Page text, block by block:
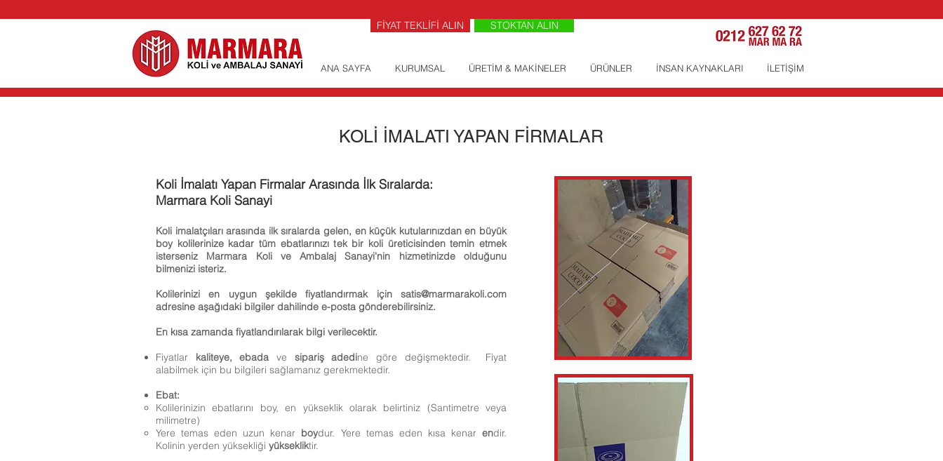
FİYAT TEKLİFİ ALIN STOKTAN ALIN
ANA SAYFA KURUMSAL ÜRETİM & MAKİNELER ÜRÜNLER İNSAN KAYNAKLARI İLETİŞİM
KOLİ İMALATI YAPAN FİRMALAR
Koli İmalatı Yapan Firmalar Arasında İlk Sıralarda:
Marmara Koli Sanayi
Koli imalatçıları arasında ilk sıralarda gelen, en küçük kutularınızdan en büyük
boy kolilerinize kadar tüm ebatlarınızı tek bir koli üreticisinden temin etmek
isterseniz Marmara Koli ve Ambalaj Sanayi'nin hizmetinizde olduğunu
bilmenizi isteriz.
Kolilerinizi en uygun şekilde fiyatlandırmak için satis@marmarakoli.com
adresine aşağıdaki bilgiler dahilinde e-posta gönderebilirsiniz.
En kısa zamanda fiyatlandırılarak bilgi verilecektir.
Fiyatlar kaliteye, ebadave sipariş adedine göre değişmektedir. Fiyat
alabilmek için bu bilgileri sağlamanız gerekmektedir.
Ebat:
Kolilerinizin ebatlarını boy, en yükseklik olarak belirtiniz (Santimetre veya
milimetre)
Yere temas eden uzun kenar boydur. Yere temas eden kısa kenarendir.
Kolinin yerden yüksekliği yüksekliktir.